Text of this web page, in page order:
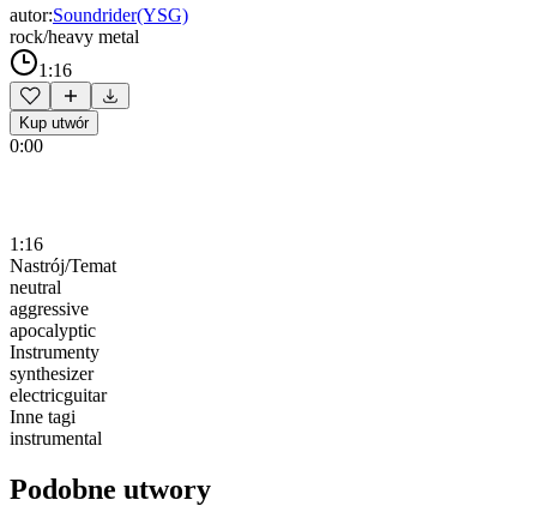
autor:Soundrider(YSG)
rock/heavy metal
1:16
Kup utwór
0:00
1:16
Nastrój/Temat
neutral
aggressive
apocalyptic
Instrumenty
synthesizer
electricguitar
Inne tagi
instrumental
Podobne utwory